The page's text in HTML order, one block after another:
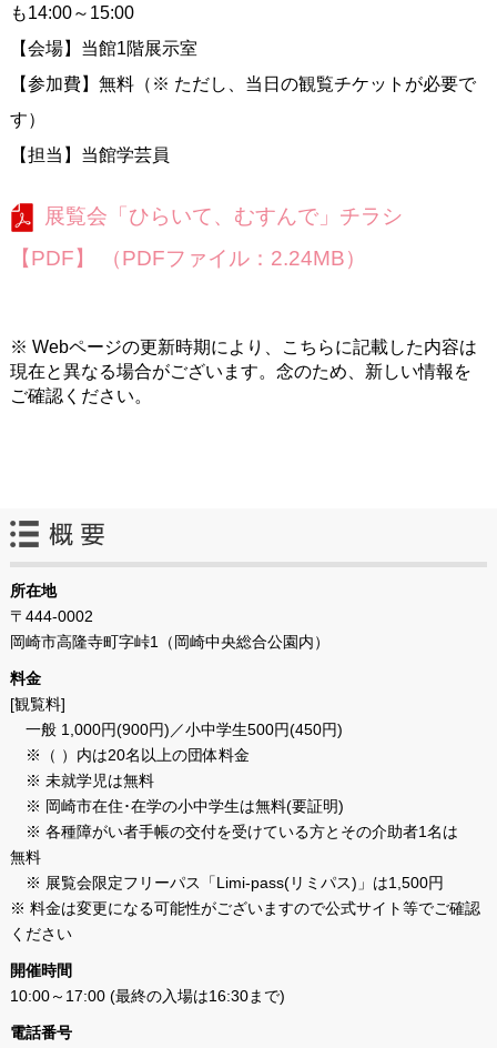
も14:00～15:00
【会場】当館1階展示室
【参加費】無料（※ ただし、当日の観覧チケットが必要で
す）
【担当】当館学芸員
展覧会「ひらいて、むすんで」チラシ
【PDF】 （PDFファイル：2.24MB）
※ Webページの更新時期により、こちらに記載した内容は
現在と異なる場合がございます。念のため、新しい情報を
ご確認ください。
所在地
〒444-0002
岡崎市高隆寺町字峠1（岡崎中央総合公園内）
料金
[観覧料]
一般 1,000円(900円)／小中学生500円(450円)
※（ ）内は20名以上の団体料金
※ 未就学児は無料
※ 岡崎市在住･在学の小中学生は無料(要証明)
※ 各種障がい者手帳の交付を受けている方とその介助者1名は
無料
※ 展覧会限定フリーパス「Limi‐pass(リミパス)」は1,500円
※ 料金は変更になる可能性がございますので公式サイト等でご確認
ください
開催時間
10:00～17:00 (最終の入場は16:30まで)
電話番号